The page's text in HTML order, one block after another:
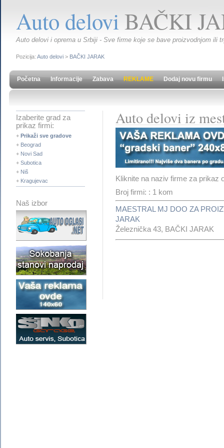
Auto deloviBAČKI
Auto delovi i oprema u Srbiji - Sve firme koje se bave proizvodnjom ili
Pozicija: Auto delovi > BAČKI JARAK
Početna Informacije Zabava REKLAME Dodaj novu firmu
Izaberite grad za
prikaz firmi:
+ Prikaži sve gradove
+ Beograd
+ Novi Sad
+ Subotica
+ Niš
+ Kragujevac
Naš izbor
Auto delovi iz
Kliknite na naziv firme za prikaz
Broj firmi: : 1 kom
MAESTRAL MJ DOO ZA
JARAK
Železnička 43, BAČKI JARAK